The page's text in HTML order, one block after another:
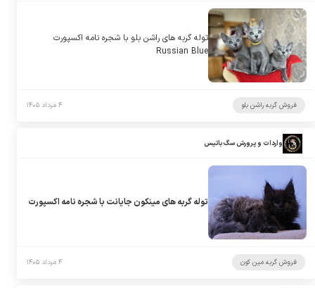
توله گربه های راشن بلو با شجره نامه اکسپورت
Russian Blue
فروش گربه راشن بلو ۴ مرداد ۱۴۰۵
واردات و پرورش سگ باتیس
توله گربه های مینکون جایانت با شجره نامه اکسپورت
فروش گربه مین کون ۴ مرداد ۱۴۰۵